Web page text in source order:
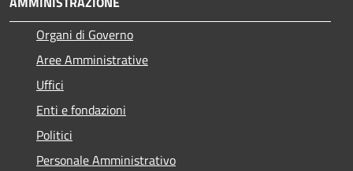
Organi di Governo
Aree Amministrative
Uffici
Enti e fondazioni
Politici
Personale Amministrativo